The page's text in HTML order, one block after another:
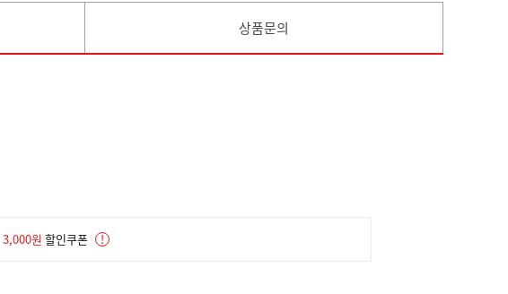
상품문의
3,000원 할인쿠폰 !